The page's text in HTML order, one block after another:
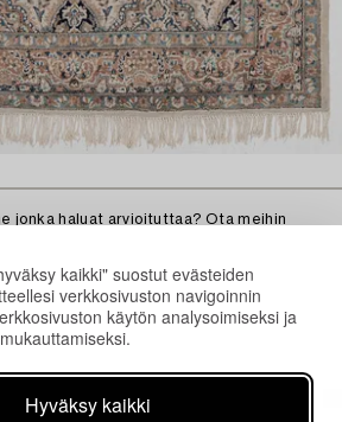
kaikki" suostut evästeiden
verkkosivuston navigoinnin
käytön analysoimiseksi ja
Hyväksy kaikki
jonka haluat arvioituttaa? Ota meihin